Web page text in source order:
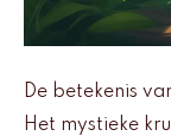
De betekenis
Het mystieke